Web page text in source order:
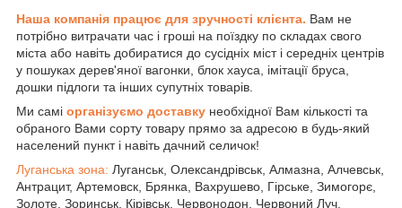
Наша компанія працює для зручності клієнта. Вам не
потрібно витрачати час і гроші на поїздку по складах свого
міста або навіть добиратися до сусідніх міст і середніх центрів
у пошуках дерев'яної вагонки, блок хауса, імітації бруса,
дошки підлоги та інших супутніх товарів.
Ми самі організуємо доставку необхідної Вам кількості та
обраного Вами сорту товару прямо за адресою в будь-який
населений пункт і навіть дачний селичок!
Луганська зона: Луганськ, Олександрівськ, Алмазна, Алчевськ,
Антрацит, Артемовск, Брянка, Вахрушево, Гірське, Зимогорє,
Золоте, Зоринськ, Кірівськ, Червонодон, Червоний Луч,